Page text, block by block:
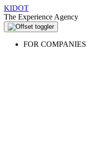
KIDOT
The Experience Agency
FOR COMPANIES